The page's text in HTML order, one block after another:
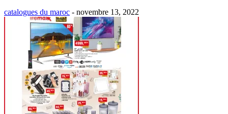
catalogues du maroc - novembre 13, 2022